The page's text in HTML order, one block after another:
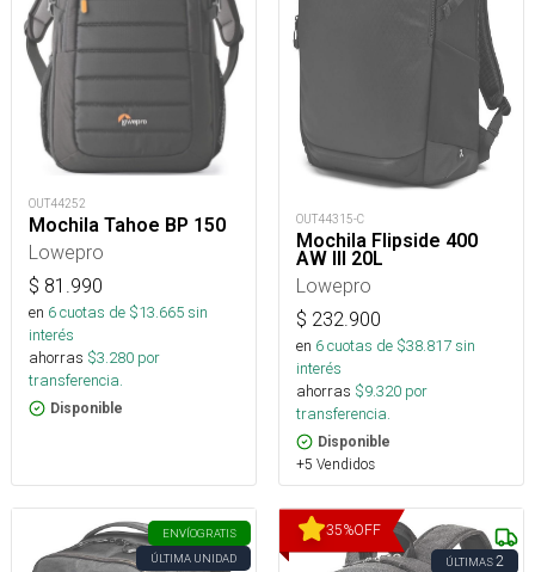
OUT44252
Mochila Tahoe BP 150
Lowepro
$ 81.990
en 6cuotas de $13.665sin
interés
ahorras $3.280 por
transferencia.
Disponible
OUT44315-C
Mochila Flipside 400
AW III 20L
Lowepro
$ 232.900
en 6cuotas de $38.817sin
interés
ahorras $9.320 por
transferencia.
Disponible
+5 Vendidos
ENVÍOGRATIS
ÚLTIMA UNIDAD
35%OFF
ÚLTIMAS2